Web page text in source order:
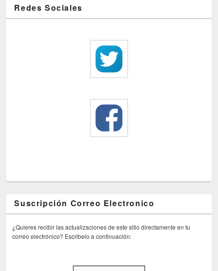
Redes Sociales
Suscripción Correo Electronico
¿Quieres recibir las actualizaciones de este sitio directamente en tu
correo electrónico? Escribelo a continuación: